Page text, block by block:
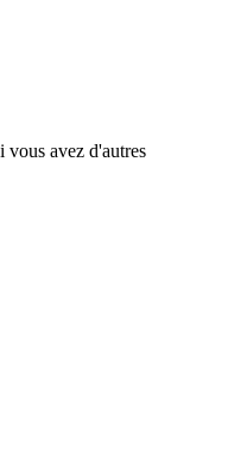
vous avez d'autres